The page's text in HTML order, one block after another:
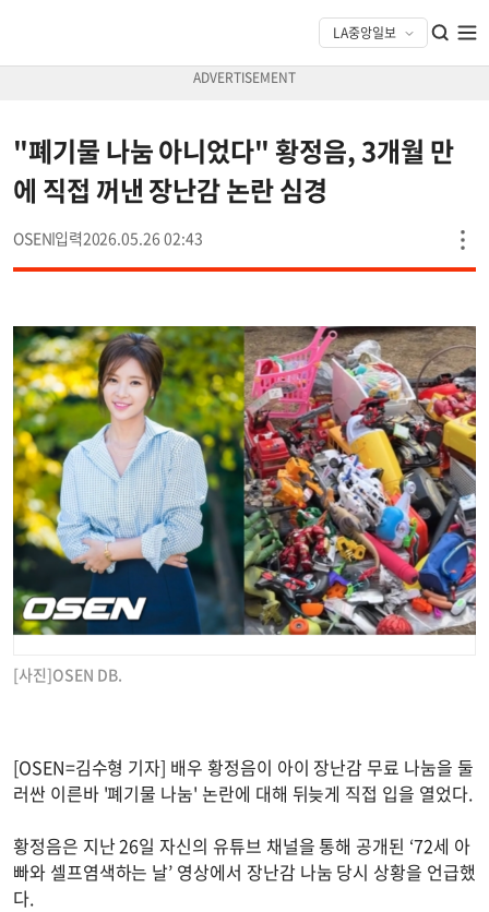
"폐기물 나눔 아니었다" 황정음, 3개월 만
에 직접 꺼낸 장난감 논란 심경
OSEN 2026.05.26 02:43
[사진]OSEN DB.
[OSEN=김수형 기자] 배우 황정음이 아이 장난감 무료 나눔을 둘
러싼 이른바 '폐기물 나눔' 논란에 대해 뒤늦게 직접 입을 열었다.
황정음은 지난 26일 자신의 유튜브 채널을 통해 공개된 ‘72세 아
빠와 셀프염색하는 날’ 영상에서 장난감 나눔 당시 상황을 언급했
다.